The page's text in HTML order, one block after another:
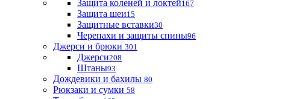
Защита коленей и локтей167
Защита шеи15
Защитные вставки30
Черепахи и защиты спины96
Джерси и брюки 301
Джерси208
Штаны93
Дождевики и бахилы 80
Рюкзаки и сумки 58